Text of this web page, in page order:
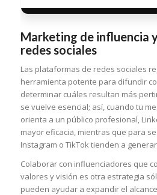
Marketing de influencia
redes sociales
Las plataformas de redes sociales
herramienta potente para difundir
determinar cuáles resultan más
se vuelve esencial; así, cuando tu
orienta a un público profesional,
mayor eficacia, mientras que para
Instagram o TikTok tienden a
Colaborar con influenciadores que
valores y visión es otra estrategia
pueden ayudar a expandir el